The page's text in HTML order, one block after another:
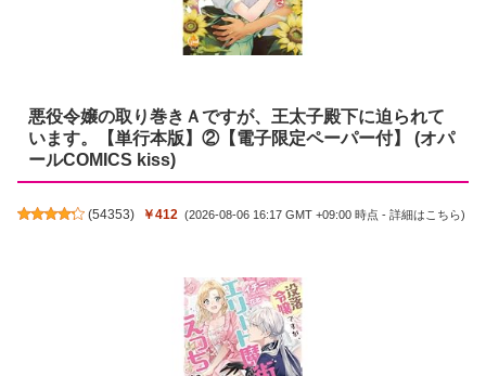
悪役令嬢の取り巻きＡですが、王太子殿下に迫られて
います。【単行本版】②【電子限定ペーパー付】 (オパ
ールCOMICS kiss)
(54353) ￥412 (2026-08-06 16:17 GMT +09:00 時点 -詳細はこちら)